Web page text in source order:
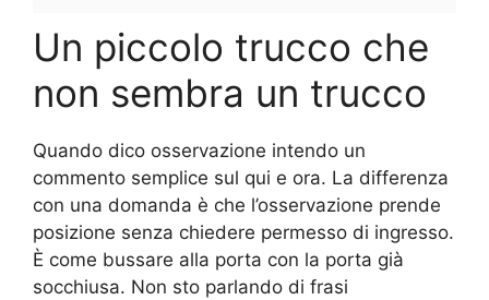
Un piccolo trucco che
non sembra un trucco
Quando dico osservazione intendo un
commento semplice sul qui e ora. La differenza
con una domanda è che l’osservazione prende
posizione senza chiedere permesso di ingresso.
È come bussare alla porta con la porta già
socchiusa. Non sto parlando di frasi